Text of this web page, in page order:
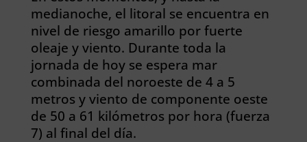
medianoche, el litoral se encuentra en
nivel de riesgo amarillo por fuerte
oleaje y viento. Durante toda la
jornada de hoy se espera mar
combinada del noroeste de 4 a 5
metros y viento de componente oeste
de 50 a 61 kilómetros por hora (fuerza
7) al final del día.